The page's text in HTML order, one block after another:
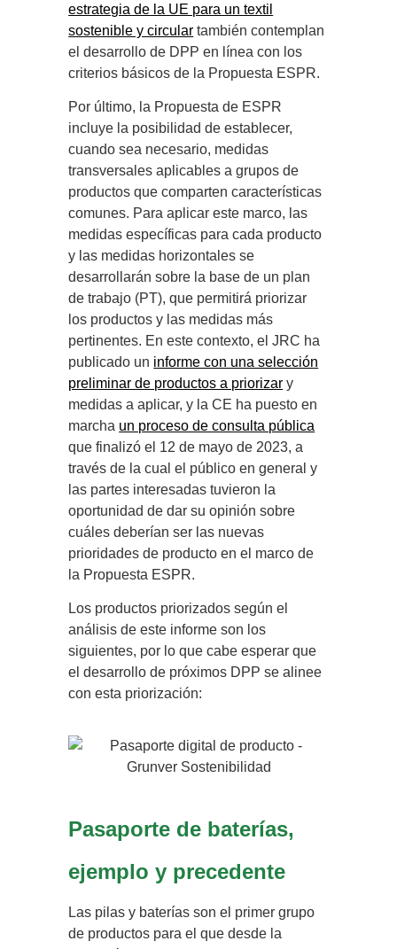
estrategia de la UE para un textil
sostenible y circular también contemplan
el desarrollo de DPP en línea con los
criterios básicos de la Propuesta ESPR.
Por último, la Propuesta de ESPR
incluye la posibilidad de establecer,
cuando sea necesario, medidas
transversales aplicables a grupos de
productos que comparten características
comunes. Para aplicar este marco, las
medidas específicas para cada producto
y las medidas horizontales se
desarrollarán sobre la base de un plan
de trabajo (PT), que permitirá priorizar
los productos y las medidas más
pertinentes. En este contexto, el JRC ha
publicado un informe con una selección
preliminar de productos a priorizar y
medidas a aplicar, y la CE ha puesto en
marcha un proceso de consulta pública
que finalizó el 12 de mayo de 2023, a
través de la cual el público en general y
las partes interesadas tuvieron la
oportunidad de dar su opinión sobre
cuáles deberían ser las nuevas
prioridades de producto en el marco de
la Propuesta ESPR.
Los productos priorizados según el
análisis de este informe son los
siguientes, por lo que cabe esperar que
el desarrollo de próximos DPP se alinee
con esta priorización:
Pasaporte de baterías,
ejemplo y precedente
Las pilas y baterías son el primer grupo
de productos para el que desde la